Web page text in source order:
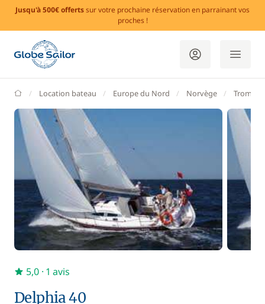
Jusqu'à 500€ offertssur votre prochaine réservation en parrainant vos
proches !
GlobeSailor
Location bateau Europe du Nord Norvège Tromso
Delphia 40
5,0 · 1 avis